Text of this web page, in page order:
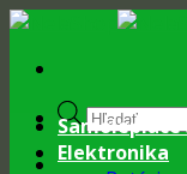
Skip
content
Products
search
Elektronika